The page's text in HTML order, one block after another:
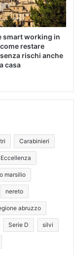
smart working in
restare
rischi anche
casa
Carabinieri
Eccellenza
marsilio
nereto
abruzzo
Serie D silvi